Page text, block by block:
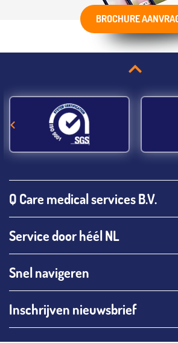
BROCHURE
Q Care medical services B.V.
Service door héél NL
Snel navigeren
Inschrijven nieuwsbrief